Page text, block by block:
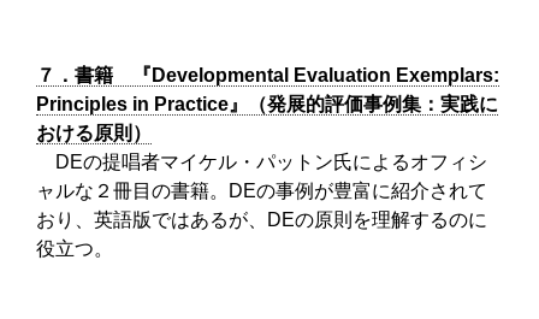
７．書籍 『Developmental Evaluation Exemplars:
Principles in Practice』（発展的評価事例集：実践に
おける原則）
DEの提唱者マイケル・パットン氏によるオフィシ
ャルな２冊目の書籍。DEの事例が豊富に紹介されて
おり、英語版ではあるが、DEの原則を理解するのに
役立つ。